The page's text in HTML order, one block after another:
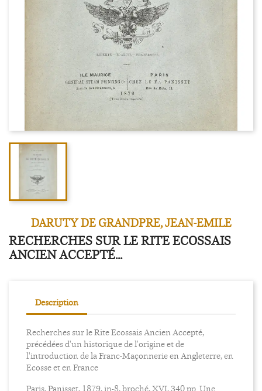
DARUTY DE GRANDPRE, JEAN-EMILE
RECHERCHES SUR LE RITE ECOSSAIS
ANCIEN ACCEPTÉ...
Description
Recherches sur le Rite Ecossais Ancien Accepté,
précédées d'un historique de l'origine et de
l'introduction de la Franc-Maçonnerie en Angleterre, en
Ecosse et en France
Paris, Panisset, 1879, in-8, broché, XVI, 340 pp. Une